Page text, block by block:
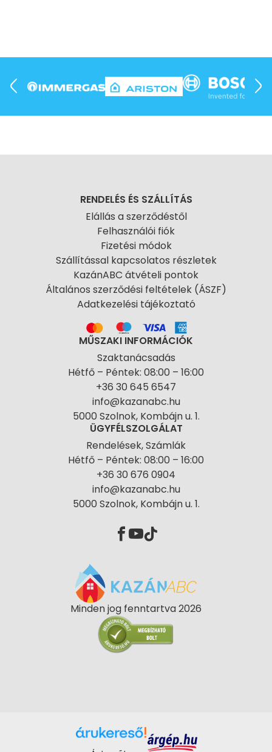
RENDELÉS ÉS SZÁLLÍTÁS
Elállás a szerződéstől
Felhasználói fiók
Fizetési módok
Szállítással kapcsolatos részletek
KazánABC átvételi pontok
Általános szerződési feltételek (ÁSZF)
Adatkezelési tájékoztató
MŰSZAKI INFORMÁCIÓK
Szaktanácsadás
Hétfő – Péntek: 08:00 – 16:00
+36 30 645 6547
info@kazanabc.hu
5000 Szolnok, Kombájn u. 1.
ÜGYFÉLSZOLGÁLAT
Rendelések, Számlák
Hétfő – Péntek: 08:00 – 16:00
+36 30 676 0904
info@kazanabc.hu
5000 Szolnok, Kombájn u. 1.
Minden jog fenntartva 2026